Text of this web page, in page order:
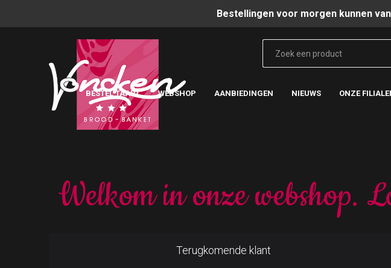
Bestellingen voor morgen kunnen
BESTEL TAART WEBSHOP AANBIEDINGEN NIEUWS ONZE
Welkom in onze webshop.
Terugkomende klant